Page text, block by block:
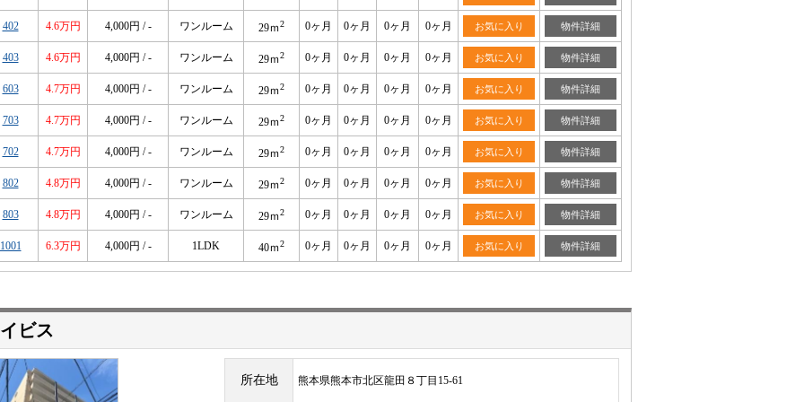
402 4.6万円 4,000円 / - ワンルーム 29ｍ2 0ヶ月 0ヶ月 0ヶ月 0ヶ月 お気に入り 物件詳細
403 4.6万円 4,000円 / - ワンルーム 29ｍ2 0ヶ月 0ヶ月 0ヶ月 0ヶ月 お気に入り 物件詳細
603 4.7万円 4,000円 / - ワンルーム 29ｍ2 0ヶ月 0ヶ月 0ヶ月 0ヶ月 お気に入り 物件詳細
703 4.7万円 4,000円 / - ワンルーム 29ｍ2 0ヶ月 0ヶ月 0ヶ月 0ヶ月 お気に入り 物件詳細
702 4.7万円 4,000円 / - ワンルーム 29ｍ2 0ヶ月 0ヶ月 0ヶ月 0ヶ月 お気に入り 物件詳細
802 4.8万円 4,000円 / - ワンルーム 29ｍ2 0ヶ月 0ヶ月 0ヶ月 0ヶ月 お気に入り 物件詳細
803 4.8万円 4,000円 / - ワンルーム 29ｍ2 0ヶ月 0ヶ月 0ヶ月 0ヶ月 お気に入り 物件詳細
1001 6.3万円 4,000円 / - 1LDK 40ｍ2 0ヶ月 0ヶ月 0ヶ月 0ヶ月 お気に入り 物件詳細
ビス
所在地 熊本県熊本市北区龍田８丁目15-61